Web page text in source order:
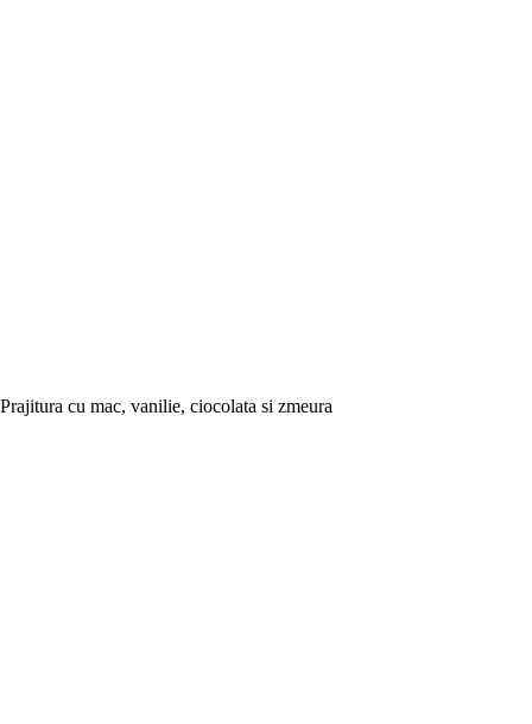
Prajitura cu mac, vanilie, ciocolata si zmeura